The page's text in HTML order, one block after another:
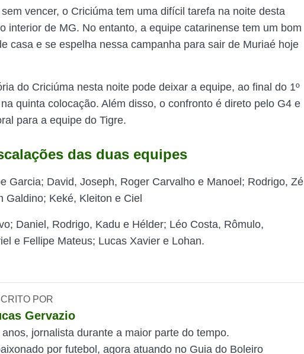
vencer, o Criciúma tem uma difícil tarefa na noite desta
interior de MG. No entanto, a equipe catarinense tem um bom
casa e se espelha nessa campanha para sair de Muriaé hoje
do Criciúma nesta noite pode deixar a equipe, ao final do 1º
quinta colocação. Além disso, o confronto é direto pelo G4 e
para a equipe do Tigre.
das duas equipes
Garcia; David, Joseph, Roger Carvalho e Manoel; Rodrigo, Zé
Galdino; Keké, Kleiton e Ciel
Daniel, Rodrigo, Kadu e Hélder; Léo Costa, Rômulo,
e Fellipe Mateus; Lucas Xavier e Lohan.
POR
Gervazio
anos, jornalista durante a maior parte do tempo.
por futebol, agora atuando no Guia do Boleiro